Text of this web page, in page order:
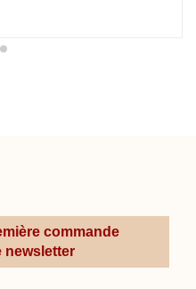
commande
newsletter